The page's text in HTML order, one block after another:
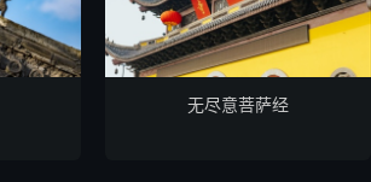
无尽意菩萨经